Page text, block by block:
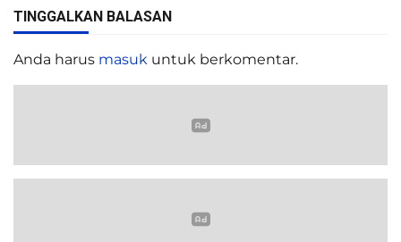
TINGGALKAN BALASAN
Anda harus masuk untuk berkomentar.